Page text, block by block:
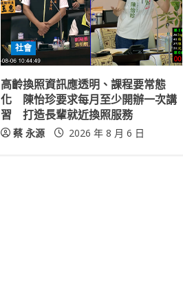
社會
高齡換照資訊應透明、課程要常態
化 陳怡珍要求每月至少開辦一次講
習 打造長輩就近換照服務
蔡 永源 2026 年 8 月 6 日